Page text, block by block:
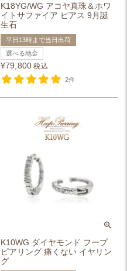
K18YG/WG アコヤ真珠＆ホワ
イトサファイア ピアス 9月誕
生石
平日13時まで当日出荷
選べる地金
¥79,800 税込
2件
K10WG ダイヤモンド フープ
ピアリング 痛くない イヤリン
グ